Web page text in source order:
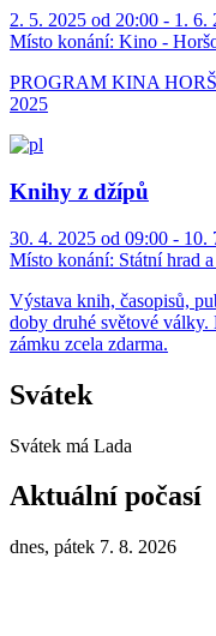
2. 5. 2025 od 20:00 - 1. 6.
Místo konání: Kino -
PROGRAM KINA
2025
Knihy z džípů
30. 4. 2025 od 09:00 - 10.
Místo konání: Státní hrad
Výstava knih, časopisů,
doby druhé světové
zámku zcela zdarma.
Svátek
Svátek má Lada
Aktuální počasí
dnes, pátek 7. 8. 2026